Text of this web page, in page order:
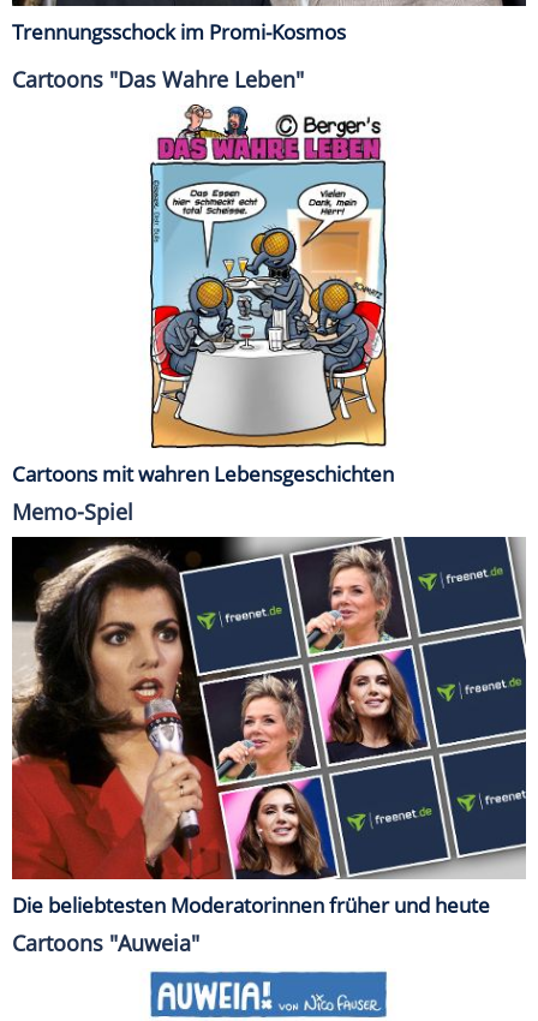
Trennungsschock im Promi-Kosmos
Cartoons "Das Wahre Leben"
Cartoons mit wahren Lebensgeschichten
Memo-Spiel
Die beliebtesten Moderatorinnen früher und heute
Cartoons "Auweia"